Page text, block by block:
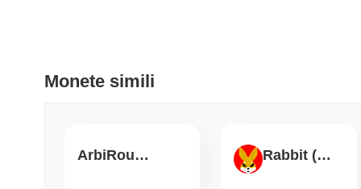
-0.08%
Monete simili
ArbiRoul Casino Chip Rabbit (Arbitrum)